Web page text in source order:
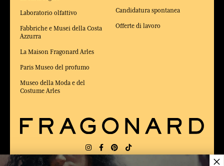
Laboratorio olfattivo
Fabbriche e Musei della Costa
Azzurra
La Maison Fragonard Arles
Paris Museo del profumo
Museo della Moda e del
Costume Arles
Candidatura spontanea
Offerte di lavoro
×